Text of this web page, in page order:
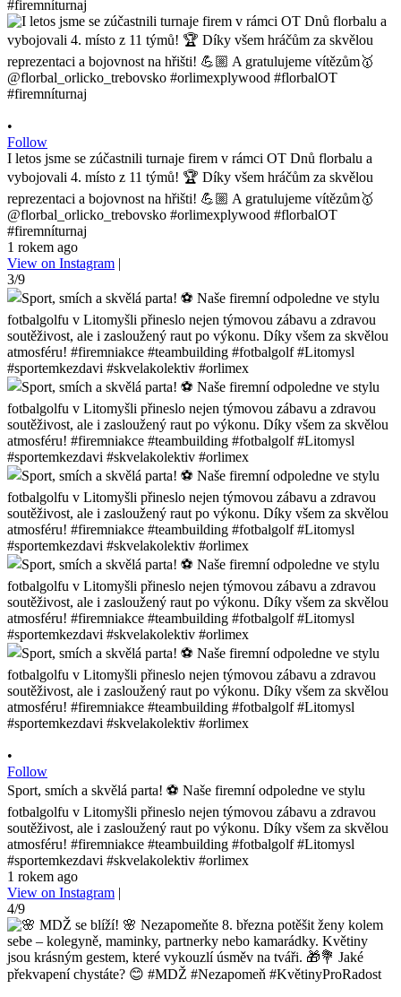
•
Follow
I letos jsme se zúčastnili turnaje firem v rámci OT Dnů florbalu a
vybojovali 4. místo z 11 týmů! 🏆 Díky všem hráčům za skvělou
reprezentaci a bojovnost na hřišti! 💪🏼 A gratulujeme vítězům🥇
@florbal_orlicko_trebovsko #orlimexplywood #florbalOT
#firemníturnaj
1 rokem ago
View on Instagram |
3/9
•
Follow
Sport, smích a skvělá parta! ⚽️ Naše firemní odpoledne ve stylu
fotbalgolfu v Litomyšli přineslo nejen týmovou zábavu a zdravou
soutěživost, ale i zasloužený raut po výkonu. Díky všem za skvělou
atmosféru! #firemniakce #teambuilding #fotbalgolf #Litomysl
#sportemkezdavi #skvelakolektiv #orlimex
1 rokem ago
View on Instagram |
4/9